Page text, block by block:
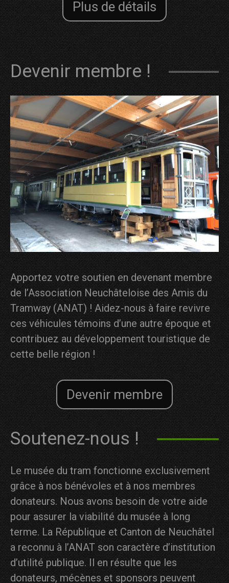
Plus de détails
Devenir membre !
Apportez votre soutien en devenant membre
de l’Association Neuchâteloise des Amis du
Tramway (ANAT) ! Aidez-nous à faire revivre
ces véhicules témoins d’une autre époque et
contribuez au développement touristique de
cette belle région !
Devenir membre
Soutenez-nous !
Le musée du tram fonctionne exclusivement
grâce à nos bénévoles et à nos membres
donateurs. Nous avons besoin de votre aide
pour assurer la viabilité du musée à long
terme. La République et Canton de Neuchâtel
a reconnu à l’ANAT son caractère d’institution
d’utilité publique. Il en résulte que les
donateurs, mécènes et sponsors peuvent